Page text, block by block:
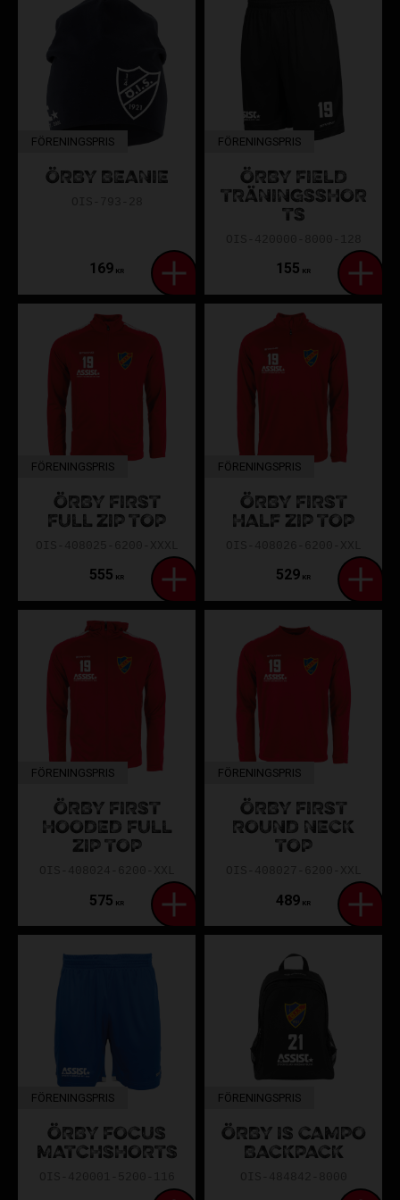
FÖRENINGSPRIS
ÖRBY BEANIE
169 KR
FÖRENINGSPRIS
ÖRBY FIELD
TRÄNINGSSHOR
TS
155 KR
FÖRENINGSPRIS
ÖRBY FIRST
FULL ZIP TOP
555 KR
FÖRENINGSPRIS
ÖRBY FIRST
HALF ZIP TOP
529 KR
FÖRENINGSPRIS
ÖRBY FIRST
HOODED FULL
ZIP TOP
575 KR
FÖRENINGSPRIS
ÖRBY FIRST
ROUND NECK
TOP
489 KR
FÖRENINGSPRIS
ÖRBY FOCUS
MATCHSHORTS
FÖRENINGSPRIS
ÖRBY IS CAMPO
BACKPACK